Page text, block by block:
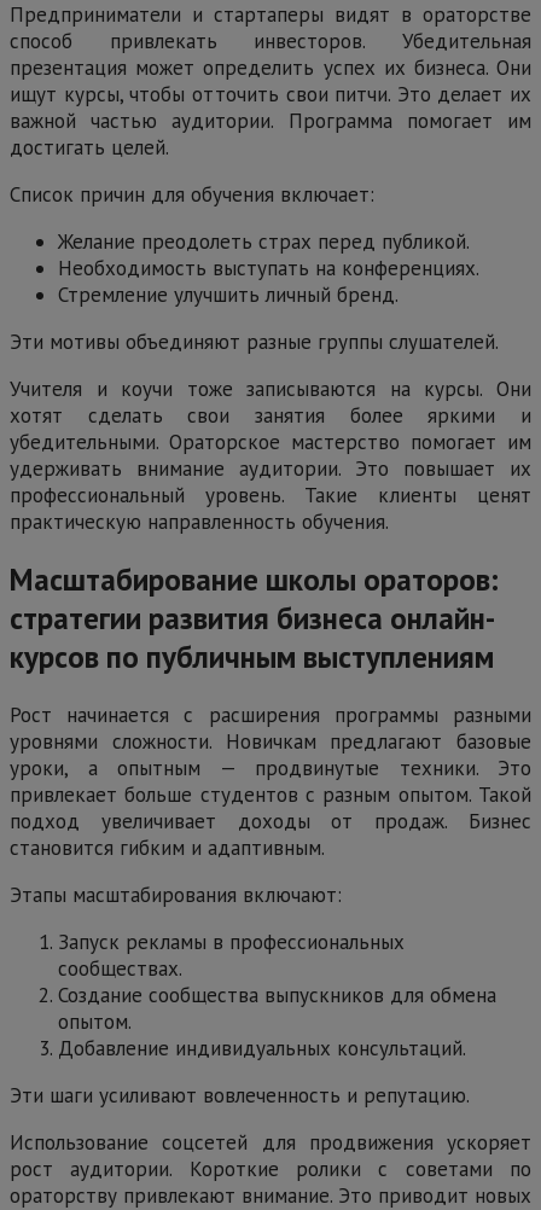
Предприниматели и стартаперы видят в ораторстве
способ привлекать инвесторов. Убедительная
презентация может определить успех их бизнеса. Они
ищут курсы, чтобы отточить свои питчи. Это делает их
важной частью аудитории. Программа помогает им
достигать целей.
Список причин для обучения включает:
Желание преодолеть страх перед публикой.
Необходимость выступать на конференциях.
Стремление улучшить личный бренд.
Эти мотивы объединяют разные группы слушателей.
Учителя и коучи тоже записываются на курсы. Они
хотят сделать свои занятия более яркими и
убедительными. Ораторское мастерство помогает им
удерживать внимание аудитории. Это повышает их
профессиональный уровень. Такие клиенты ценят
практическую направленность обучения.
Масштабирование школы ораторов:
стратегии развития бизнеса онлайн-
курсов по публичным выступлениям
Рост начинается с расширения программы разными
уровнями сложности. Новичкам предлагают базовые
уроки, а опытным — продвинутые техники. Это
привлекает больше студентов с разным опытом. Такой
подход увеличивает доходы от продаж. Бизнес
становится гибким и адаптивным.
Этапы масштабирования включают:
Запуск рекламы в профессиональных
сообществах.
Создание сообщества выпускников для обмена
опытом.
Добавление индивидуальных консультаций.
Эти шаги усиливают вовлеченность и репутацию.
Использование соцсетей для продвижения ускоряет
рост аудитории. Короткие ролики с советами по
ораторству привлекают внимание. Это приводит новых